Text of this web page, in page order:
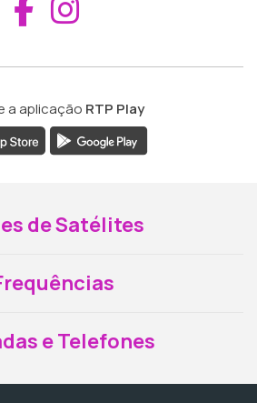
a aplicação RTP Play
de Satélites
e Telefones